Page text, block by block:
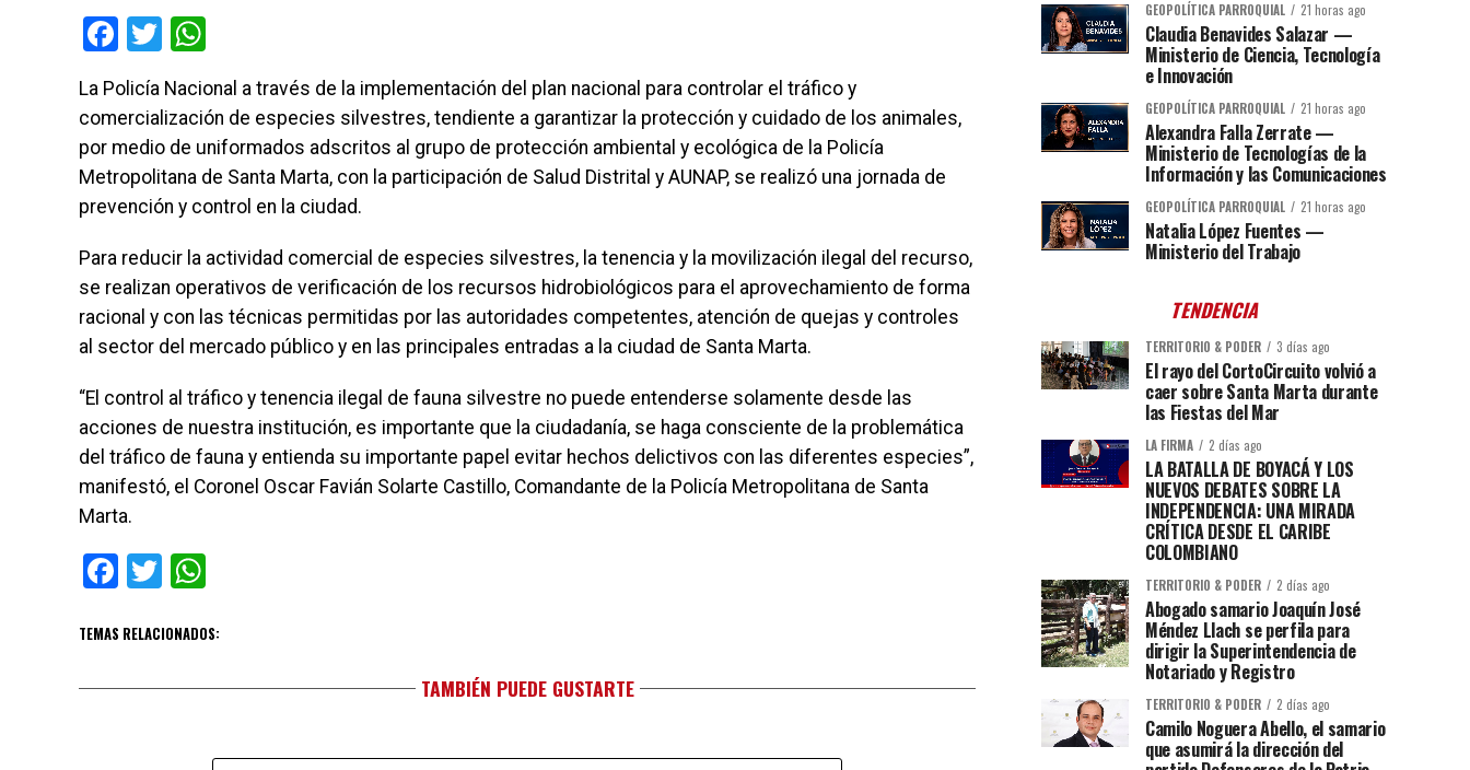
Facebook
Twitter
La Policía Nacional a través de la implementación del plan nacional para controlar el tráfico y
comercialización de especies silvestres, tendiente a garantizar la protección y cuidado de los animales,
por medio de uniformados adscritos al grupo de protección ambiental y ecológica de la Policía
Metropolitana de Santa Marta, con la participación de Salud Distrital y AUNAP, se realizó una jornada de
prevención y control en la ciudad.
Para reducir la actividad comercial de especies silvestres, la tenencia y la movilización ilegal del recurso,
se realizan operativos de verificación de los recursos hidrobiológicos para el aprovechamiento de forma
racional y con las técnicas permitidas por las autoridades competentes, atención de quejas y controles
al sector del mercado público y en las principales entradas a la ciudad de Santa Marta.
“El control al tráfico y tenencia ilegal de fauna silvestre no puede entenderse solamente desde las
acciones de nuestra institución, es importante que la ciudadanía, se haga consciente de la problemática
del tráfico de fauna y entienda su importante papel evitar hechos delictivos con las diferentes especies”,
manifestó, el Coronel Oscar Favián Solarte Castillo, Comandante de la Policía Metropolitana de Santa
Marta.
Facebook
Twitter
TEMAS RELACIONADOS:
TAMBIÉN PUEDE GUSTARTE
GEOPOLÍTICA PARROQUIAL 21 horas ago
Claudia Benavides Salazar —
Ministerio de Ciencia, Tecnología
e Innovación
GEOPOLÍTICA PARROQUIAL 21 horas ago
Alexandra Falla Zerrate —
Ministerio de Tecnologías de la
Información y las Comunicaciones
GEOPOLÍTICA PARROQUIAL 21 horas ago
Natalia López Fuentes —
Ministerio del Trabajo
TENDENCIA
TERRITORIO & PODER 3 días ago
El rayo del CortoCircuito volvió a
caer sobre Santa Marta durante
las Fiestas del Mar
LA FIRMA 2 días ago
LA BATALLA DE BOYACÁ Y LOS
NUEVOS DEBATES SOBRE LA
INDEPENDENCIA: UNA MIRADA
CRÍTICA DESDE EL CARIBE
COLOMBIANO
TERRITORIO & PODER 2 días ago
Abogado samario Joaquín José
Méndez Llach se perfila para
dirigir la Superintendencia de
Notariado y Registro
TERRITORIO & PODER 2 días ago
Camilo Noguera Abello, el samario
que asumirá la dirección del